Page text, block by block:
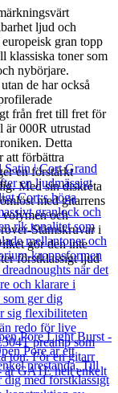
ljud och
gran topp
klassiska toner som
nybörjare.
de har också
från fret till fret för
är 000R utrustad
Detta
att förbättra
en förstärkt
Med sin diskreta
med gitarrens
volymen och
Stämskruvar i
gör den inte
förstklassigt ljud